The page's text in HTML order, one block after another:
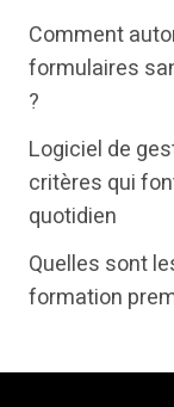
t
r
b
k
k
e
n
Comment
formulaires
?
Logiciel de
critères qui
quotidien
Quelles sont
formation